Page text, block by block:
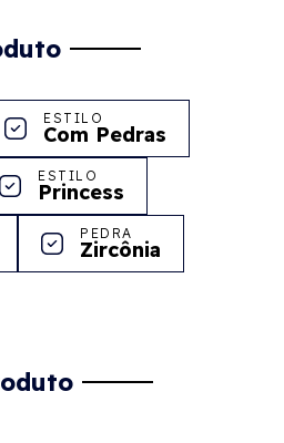
ESTILO
Com Pedras
ESTILO
Princess
PEDRA
Zircônia